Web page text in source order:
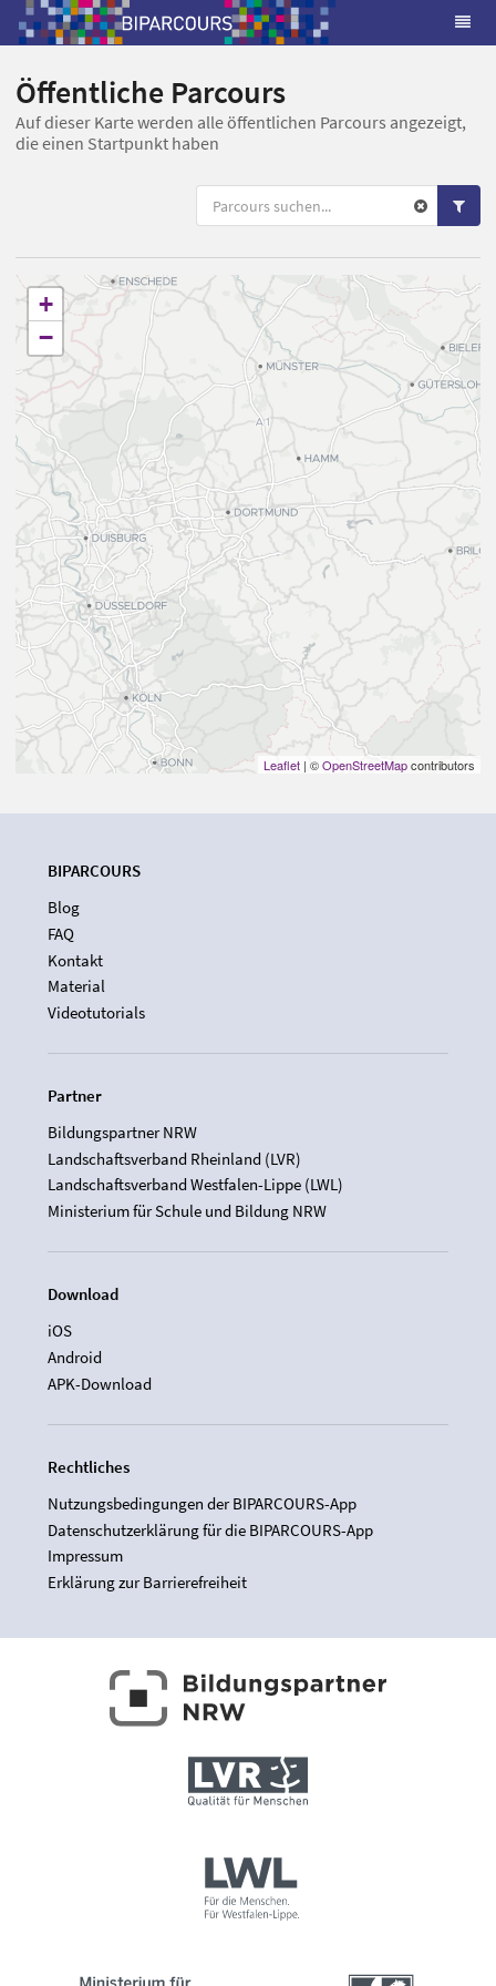
Öffentliche Parcours
Auf dieser Karte werden alle öffentlichen Parcours angezeigt,
die einen Startpunkt haben
+
−
Leaflet | ©OpenStreetMapcontributors
BIPARCOURS
Blog
FAQ
Kontakt
Material
Videotutorials
Partner
Bildungspartner NRW
Landschaftsverband Rheinland (LVR)
Landschaftsverband Westfalen-Lippe (LWL)
Ministerium für Schule und Bildung NRW
Download
iOS
Android
APK-Download
Rechtliches
Nutzungsbedingungen der BIPARCOURS-App
Datenschutzerklärung für die BIPARCOURS-App
Impressum
Erklärung zur Barrierefreiheit